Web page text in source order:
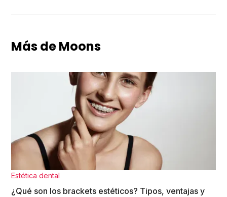
Más de Moons
Estética dental
¿Qué son los brackets estéticos? Tipos, ventajas y